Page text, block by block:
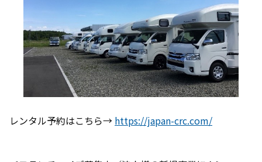
レンタル予約はこちら→ https://japan-crc.com/